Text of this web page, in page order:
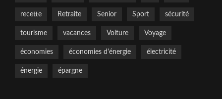
recette Retraite Senior Sport sécurité
tourisme vacances Voiture Voyage
économies économies d'énergie électricité
énergie épargne